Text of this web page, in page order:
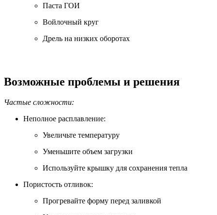
Паста ГОИ
Войлочный круг
Дрель на низких оборотах
Возможные проблемы и решения
Частые сложности:
Неполное расплавление:
Увеличьте температуру
Уменьшите объем загрузки
Используйте крышку для сохранения тепла
Пористость отливок:
Прогревайте форму перед заливкой